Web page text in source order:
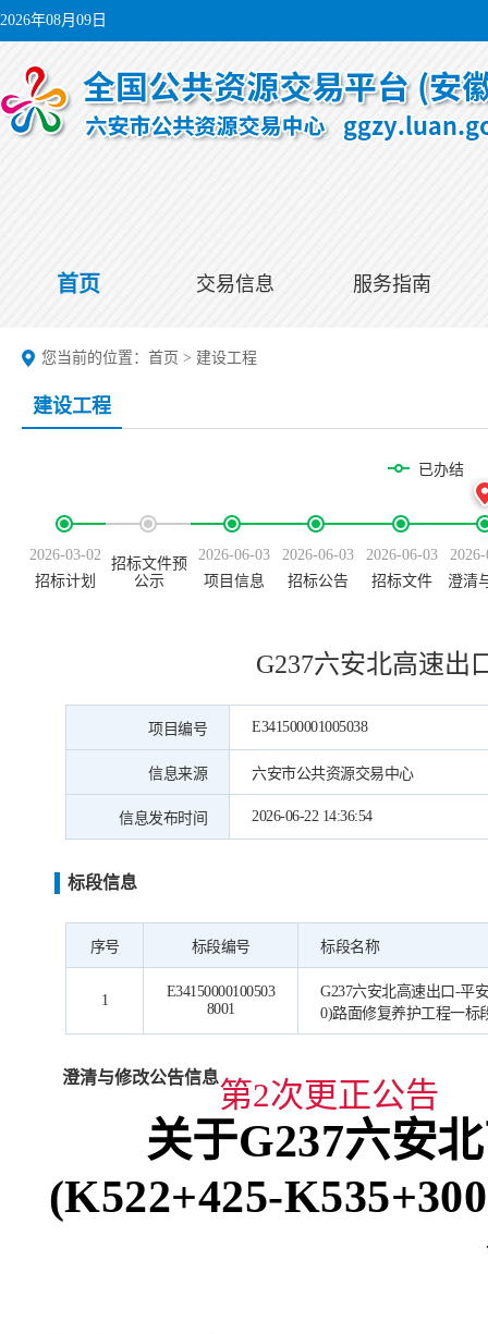
2026年08月09日
首页 交易信息 服务指南
您当前的位置： 首页 > 建设工程
建设工程
已办结
2026-03-02
招标计划
招标文件预
公示
2026-06-03
项目信息
2026-06-03
招标公告
2026-06-03
招标文件
澄清
G237六安北高速出
项目编号 E341500001005038
信息来源 六安市公共资源交易中心
信息发布时间 2026-06-22 14:36:54
标段信息
序号 标段编号 标段名称
1
E34150000100503
8001
G237六安北高速出口-平
0)路面修复养护工程一标
澄清与修改公告信息第2次更正公告
关于G237六安
(K522+425-